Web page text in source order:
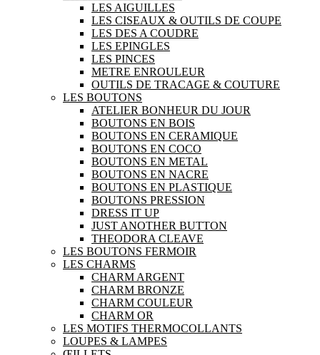
LES AIGUILLES
LES CISEAUX & OUTILS DE COUPE
LES DES A COUDRE
LES EPINGLES
LES PINCES
METRE ENROULEUR
OUTILS DE TRACAGE & COUTURE
LES BOUTONS
ATELIER BONHEUR DU JOUR
BOUTONS EN BOIS
BOUTONS EN CERAMIQUE
BOUTONS EN COCO
BOUTONS EN METAL
BOUTONS EN NACRE
BOUTONS EN PLASTIQUE
BOUTONS PRESSION
DRESS IT UP
JUST ANOTHER BUTTON
THEODORA CLEAVE
LES BOUTONS FERMOIR
LES CHARMS
CHARM ARGENT
CHARM BRONZE
CHARM COULEUR
CHARM OR
LES MOTIFS THERMOCOLLANTS
LOUPES & LAMPES